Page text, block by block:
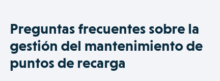
Preguntas frecuentes sobre la
gestión del mantenimiento de
puntos de recarga